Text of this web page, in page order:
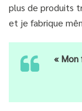
plus de produits
et je fabrique
« Mon